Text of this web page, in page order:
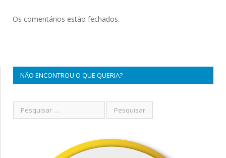
Os comentários estão fechados.
NÃO ENCONTROU O QUE QUERIA?